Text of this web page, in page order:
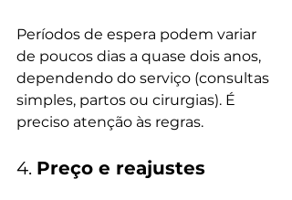
Períodos de espera podem variar
de poucos dias a quase dois anos,
dependendo do serviço (consultas
simples, partos ou cirurgias). É
preciso atenção às regras.
4. Preço e reajustes